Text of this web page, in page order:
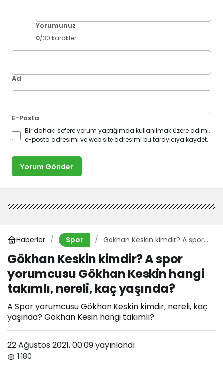
Yorumunuz
0/30 karakter
Ad
E-Posta
Bir dahaki sefere yorum yaptığımda kullanılmak üzere adımı,
e-posta adresimi ve web site adresimi bu tarayıcıya kaydet.
Yorum Gönder
Haberler Spor
Gökhan Keskin kimdir? A spor
hangi takımlı, nereli, kaç
yaşında?
Gökhan Keskin kimdir? A spor
yorumcusu Gökhan Keskin hangi
takımlı, nereli, kaç yaşında?
A Spor yorumcusu Gökhan Keskin kimdir, nereli, kaç
yaşında? Gökhan Kesin hangi takımlı?
22 Ağustos 2021, 00:09yayınlandı
1.180